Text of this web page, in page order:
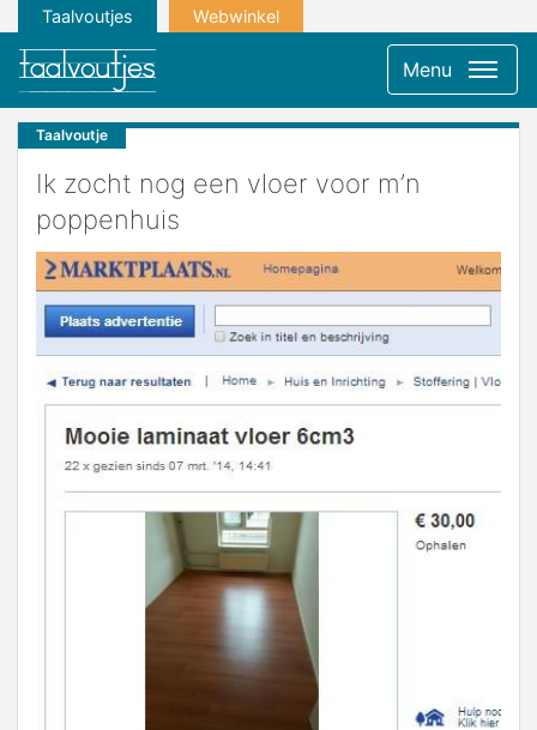
Taalvoutjes Webwinkel
Menu
Taalvoutje
Ik zocht nog een vloer voor m’n
poppenhuis